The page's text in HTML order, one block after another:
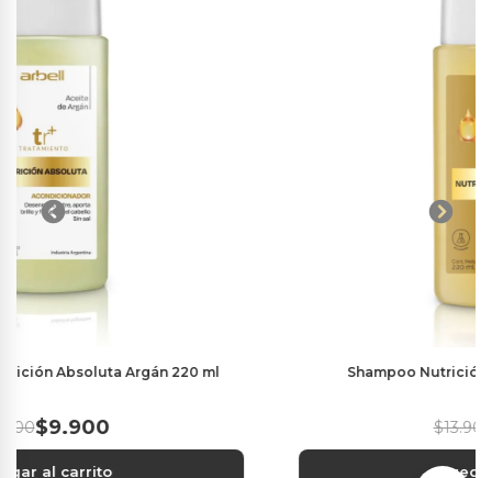
Shampoo Nutrición Absoluta Argán 220 ml